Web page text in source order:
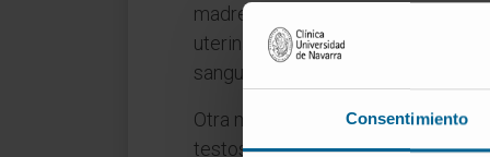
Consentimiento
madre los catabolitos: dióxido de
uterinas. La circulación
sanguíneo, durante el pleno
Otra misión de la placenta es la
testosterona progestinas, etc. No